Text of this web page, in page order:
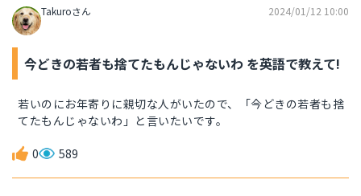
Takuroさん 2024/01/12 10:00
今どきの若者も捨てたもんじゃないわ を英語で教えて!
若いのにお年寄りに親切な人がいたので、「今どきの若者も捨
てたもんじゃないわ」と言いたいです。
0 589